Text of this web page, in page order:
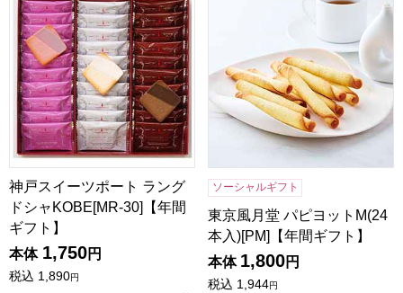
神戸スイーツポート ラング
ドシャKOBE[MR-30]【年間
ギフト】
本体 1,750円
税込 1,890円
ソーシャルギフト
東京風月堂 パピヨットM(24
本入)[PM]【年間ギフト】
本体 1,800円
税込 1,944円